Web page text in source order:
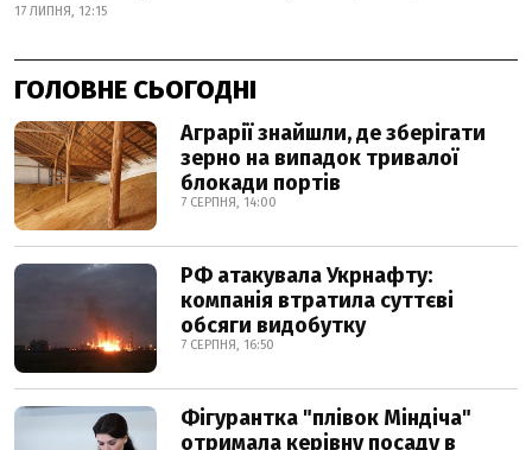
17 ЛИПНЯ, 12:15
ГОЛОВНЕ СЬОГОДНІ
Аграрії знайшли, де зберігати
зерно на випадок тривалої
блокади портів
7 СЕРПНЯ, 14:00
РФ атакувала Укрнафту:
компанія втратила суттєві
обсяги видобутку
7 СЕРПНЯ, 16:50
Фігурантка "плівок Міндіча"
отримала керівну посаду в